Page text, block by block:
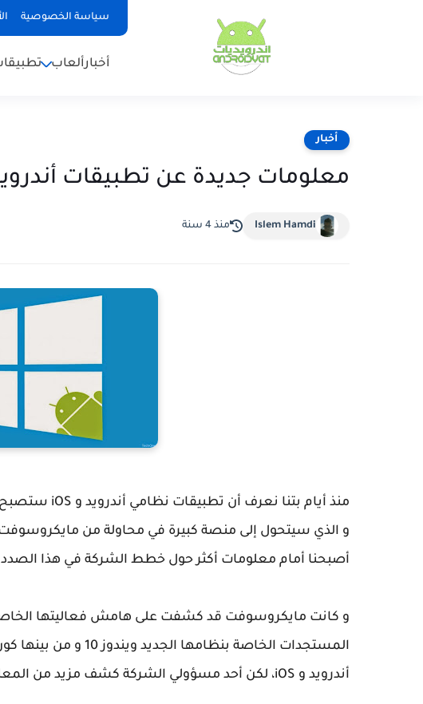
سياسة الخصوصية
أخبارألعاب
أخبار
معلومات جديدة عن تطبيقات أندرويد
Islem Hamdi منذ 4 سنة
و الذي سيتحول إلى منصة كبيرة في محاولة من
أصبحنا أمام معلومات أكثر حول خطط الشركة في هذا
المستجدات الخاصة
أندرويد و iOS، لكن أحد مسؤولي الشركة كشف مزيد من المعلومات المتعلقة بهذا المستجد.